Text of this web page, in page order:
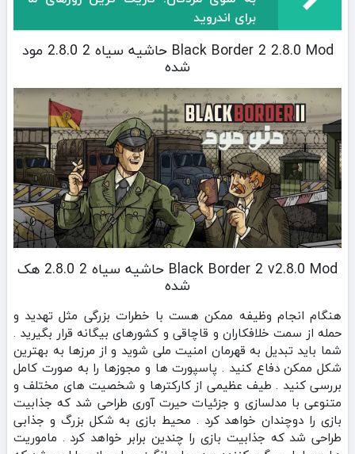
برای اندروید
Black Border 2 2.8.0 Mod حاشیه سیاه 2 2.8.0 مود
شده
Black Border 2 v2.8.0 Mod حاشیه سیاه 2 2.8.0 هک
شده
هنگام انجام وظیفه ممکن هست با خطرات بزرگی مثل تهدید و
حمله از سمت خلافکاران و قاچاقی و کشورهای بیگانه قرار بگیرید .
شما باید تبدیل به قهرمان امنیت ملی شوید و از مرزها به بهترین
شکل ممکن دفاع کنید . پاسپورت ها و مجوزها را به صورت کامل
بررسی کنید . طیف عظیمی از کارکترها و شخصیت های مختلف و
متنوعی با مدلسازی و جزئیات حیرت آوری طراحی شد که جذابیت
بازی را دوچندان خواهد کرد . محیط بازی به شکل بزرگ و جذابی
طراحی شد که جذابیت بازی را چندین برابر خواهد کرد . ماموریت